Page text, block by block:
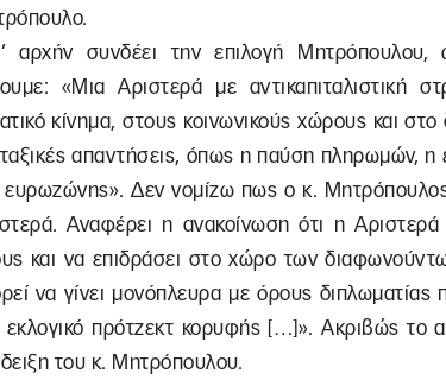
αρχήν συνδέει την επιλογή
«Μια Αριστερά με αντικαπιταλιστική
κίνημα, στους κοινωνικούς χώρους και στο
ταξικές απαντήσεις, όπως η παύση πληρωμών, η
ευρωζώνης». Δεν νομίζω πως ο κ. Μητρόπουλος
Αναφέρει η ανακοίνωση ότι η Αριστερά
και να επιδράσει στο χώρο των
να γίνει μονόπλευρα με όρους
εκλογικό πρότζεκτ κορυφής […]». Ακριβώς το
του κ. Μητρόπουλου.